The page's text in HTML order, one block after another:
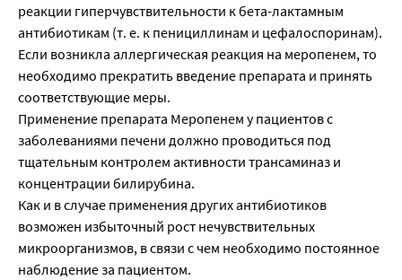
реакции гиперчувствительности к бета-лактамным
антибиотикам (т. е. к пенициллинам и цефалоспоринам).
Если возникла аллергическая реакция на меропенем, то
необходимо прекратить введение препарата и принять
соответствующие меры.
Применение препарата Меропенем у пациентов с
заболеваниями печени должно проводиться под
тщательным контролем активности трансаминаз и
концентрации билирубина.
Как и в случае применения других антибиотиков
возможен избыточный рост нечувствительных
микроорганизмов, в связи с чем необходимо постоянное
наблюдение за пациентом.